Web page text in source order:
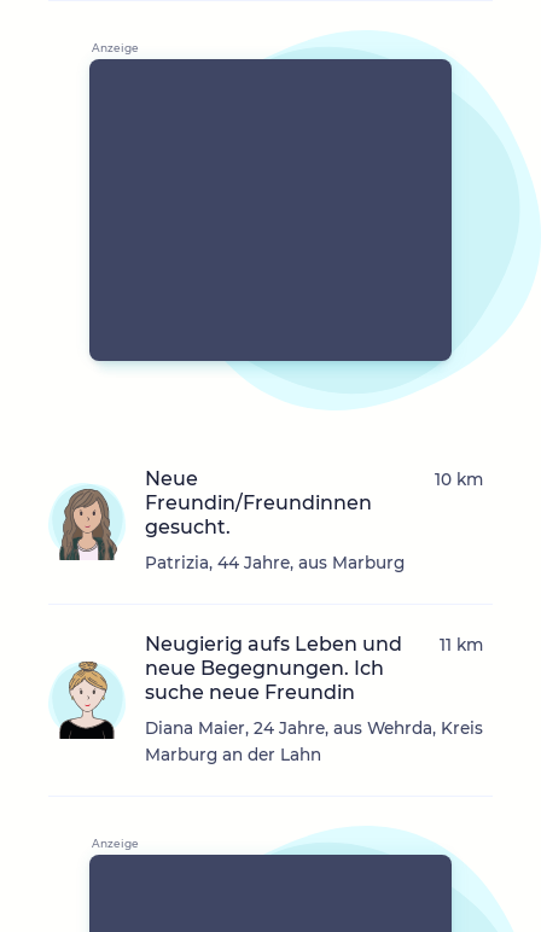
Neue
Freundin/Freundinnen
gesucht.
Patrizia, 44 Jahre, aus Marburg
10 km
Neugierig aufs Leben und
neue Begegnungen. Ich
suche neue Freundin
Diana Maier, 24 Jahre, aus Wehrda, Kreis
Marburg an der Lahn
11 km